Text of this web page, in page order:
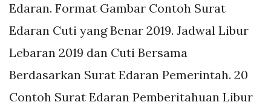
Edaran. Format Gambar Contoh Surat
Edaran Cuti yang Benar 2019. Jadwal Libur
Lebaran 2019 dan Cuti Bersama
Berdasarkan Surat Edaran Pemerintah. 20
Contoh Surat Edaran Pemberitahuan Libur